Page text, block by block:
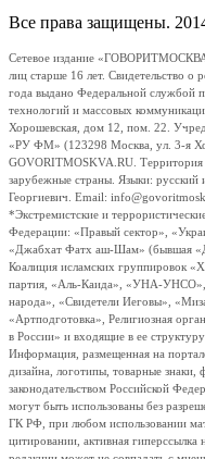
Все права защищены.
Сетевое издание
лиц старше 16 лет. Свидетельство
года выдано Федеральной службой
технологий и массовых
Хорошевская, дом 12, пом. 22.
«РУ ФМ» (123298 Москва, ул. 3-я
GOVORITMOSKVA.RU. Территория
зарубежные страны. Языки: русский
Георгиевич. Email:
*Экстремистские и
Федерации: «Правый сектор»,
«Джабхат Фатх аш-Шам» (бывшая
Коалиция исламских группировок
партия, «Аль-Каида», «УНА-УНСО»,
народа», «Свидетели Иеговы»,
«Артподготовка», Религиозная
в России» и входящие в ее
Информация, размещенная на
дизайна, логотипы, товарные
законодательством Российской
могут быть использованы без
ГК РФ, при любом использовании
цитировании, активная гиперссылка